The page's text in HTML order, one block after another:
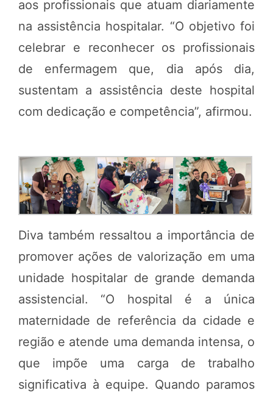
aos profissionais que atuam diariamente
na assistência hospitalar. “O objetivo foi
celebrar e reconhecer os profissionais
de enfermagem que, dia após dia,
sustentam a assistência deste hospital
com dedicação e competência”, afirmou.
Diva também ressaltou a importância de
promover ações de valorização em uma
unidade hospitalar de grande demanda
assistencial. “O hospital é a única
maternidade de referência da cidade e
região e atende uma demanda intensa, o
que impõe uma carga de trabalho
significativa à equipe. Quando paramos